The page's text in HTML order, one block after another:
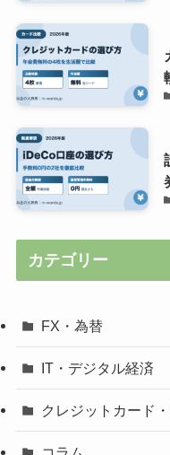
カテゴリー
FX・為替
IT・デジタル経済
クレジットカード